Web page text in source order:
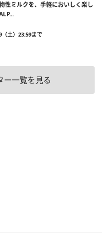
性ミルクを、手軽においしく楽し
（土）23:59まで
ー一覧を見る